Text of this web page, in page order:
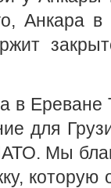
Анкара в
в
для
Мы
которую